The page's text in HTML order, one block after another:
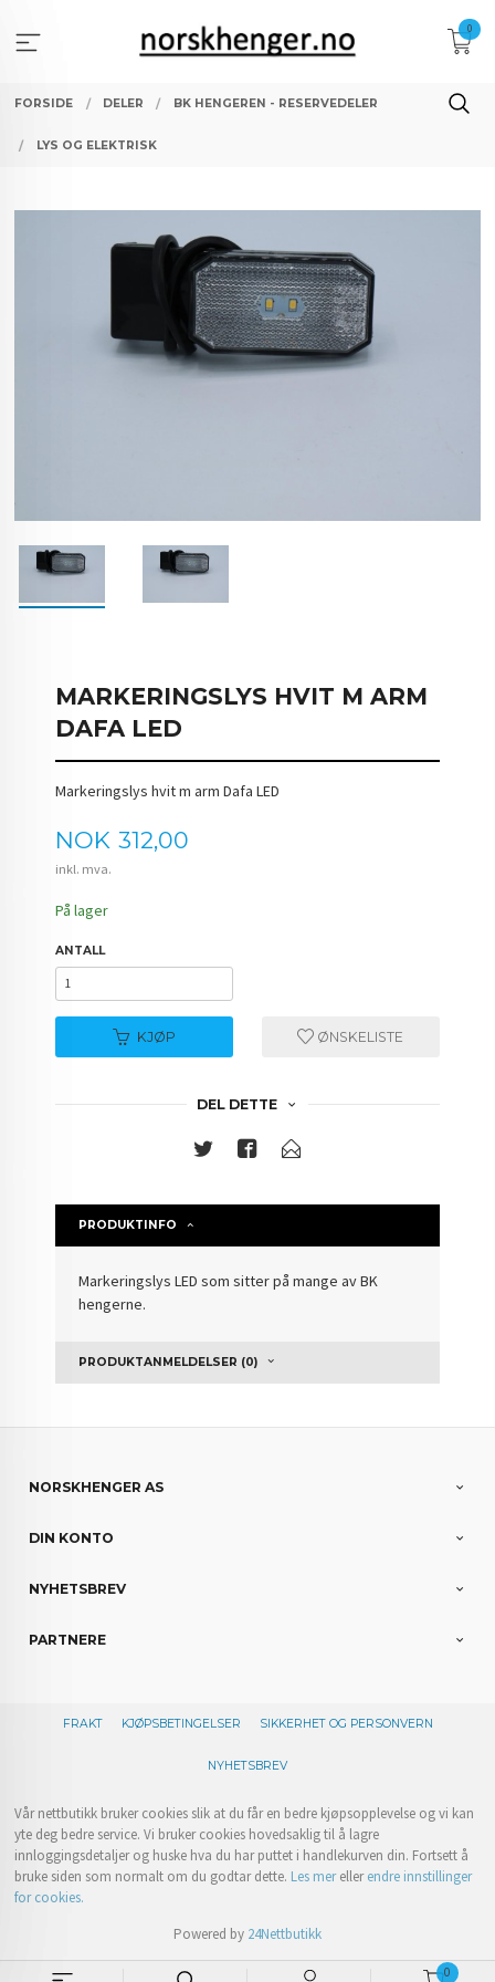
innholdet
0
0
FORSIDE DELER BK HENGEREN - RESERVEDELER
LYS OG ELEKTRISK
MARKERINGSLYS HVIT M ARM
DAFA LED
Markeringslys hvit m arm Dafa LED
Pris
NOK 312,00
inkl. mva.
På lager
ANTALL
KJØP ØNSKELISTE
DEL DETTE
PRODUKTINFO
Markeringslys LED som sitter på mange av BK
hengerne.
PRODUKTANMELDELSER (0)
NORSKHENGER AS
DIN KONTO
NYHETSBREV
PARTNERE
FRAKT KJØPSBETINGELSER SIKKERHET OG PERSONVERN
NYHETSBREV
Vår nettbutikk bruker cookies slik at du får en bedre kjøpsopplevelse og vi kan
yte deg bedre service. Vi bruker cookies hovedsaklig til å lagre
innloggingsdetaljer og huske hva du har puttet i handlekurven din. Fortsett å
bruke siden som normalt om du godtar dette. Les merellerendre innstillinger
for cookies.
Powered by 24Nettbutikk